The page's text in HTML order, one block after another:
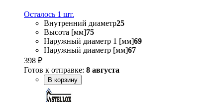
Осталось 1 шт.
Внутренний диаметр25
Высота [мм]75
Наружный диаметр 1 [мм]69
Наружный диаметр [мм]67
398 ₽
Готов к отправке: 8 августа
В корзину